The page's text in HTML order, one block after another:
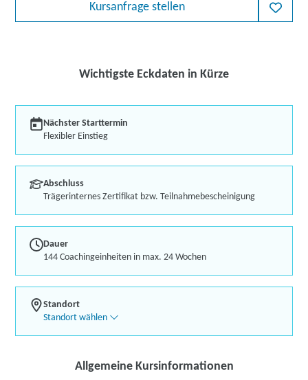
Kursanfrage stellen
Wichtigste Eckdaten in Kürze
Nächster Starttermin
Flexibler Einstieg
Abschluss
Trägerinternes Zertifikat bzw. Teilnahmebescheinigung
Dauer
144 Coachingeinheiten in max. 24 Wochen
Standort
Standort wählen
Allgemeine Kursinformationen